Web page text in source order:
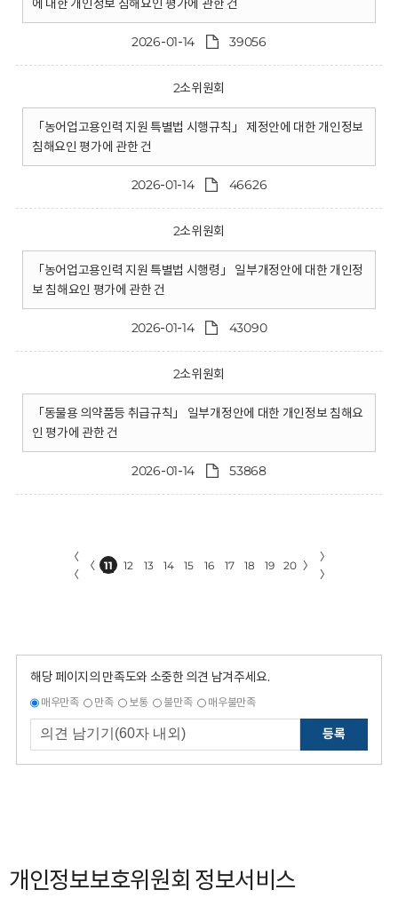
에 대한 개인정보 침해요인 평가에 관한 건
2026-01-14 39056
2소위원회
「농어업고용인력 지원 특별법 시행규칙」 제정안에 대한 개인정보
침해요인 평가에 관한 건
2026-01-14 46626
2소위원회
「농어업고용인력 지원 특별법 시행령」 일부개정안에 대한 개인정
보 침해요인 평가에 관한 건
2026-01-14 43090
2소위원회
「동물용 의약품등 취급규칙」 일부개정안에 대한 개인정보 침해요
인 평가에 관한 건
2026-01-14 53868
〈
〈
〈 11 12 13 14 15 16 17 18 19 20 〉
〉
〉
해당 페이지의 만족도와 소중한 의견 남겨주세요.
매우만족 만족 보통 불만족 매우불만족
등록
개인정보보호위원회 정보서비스